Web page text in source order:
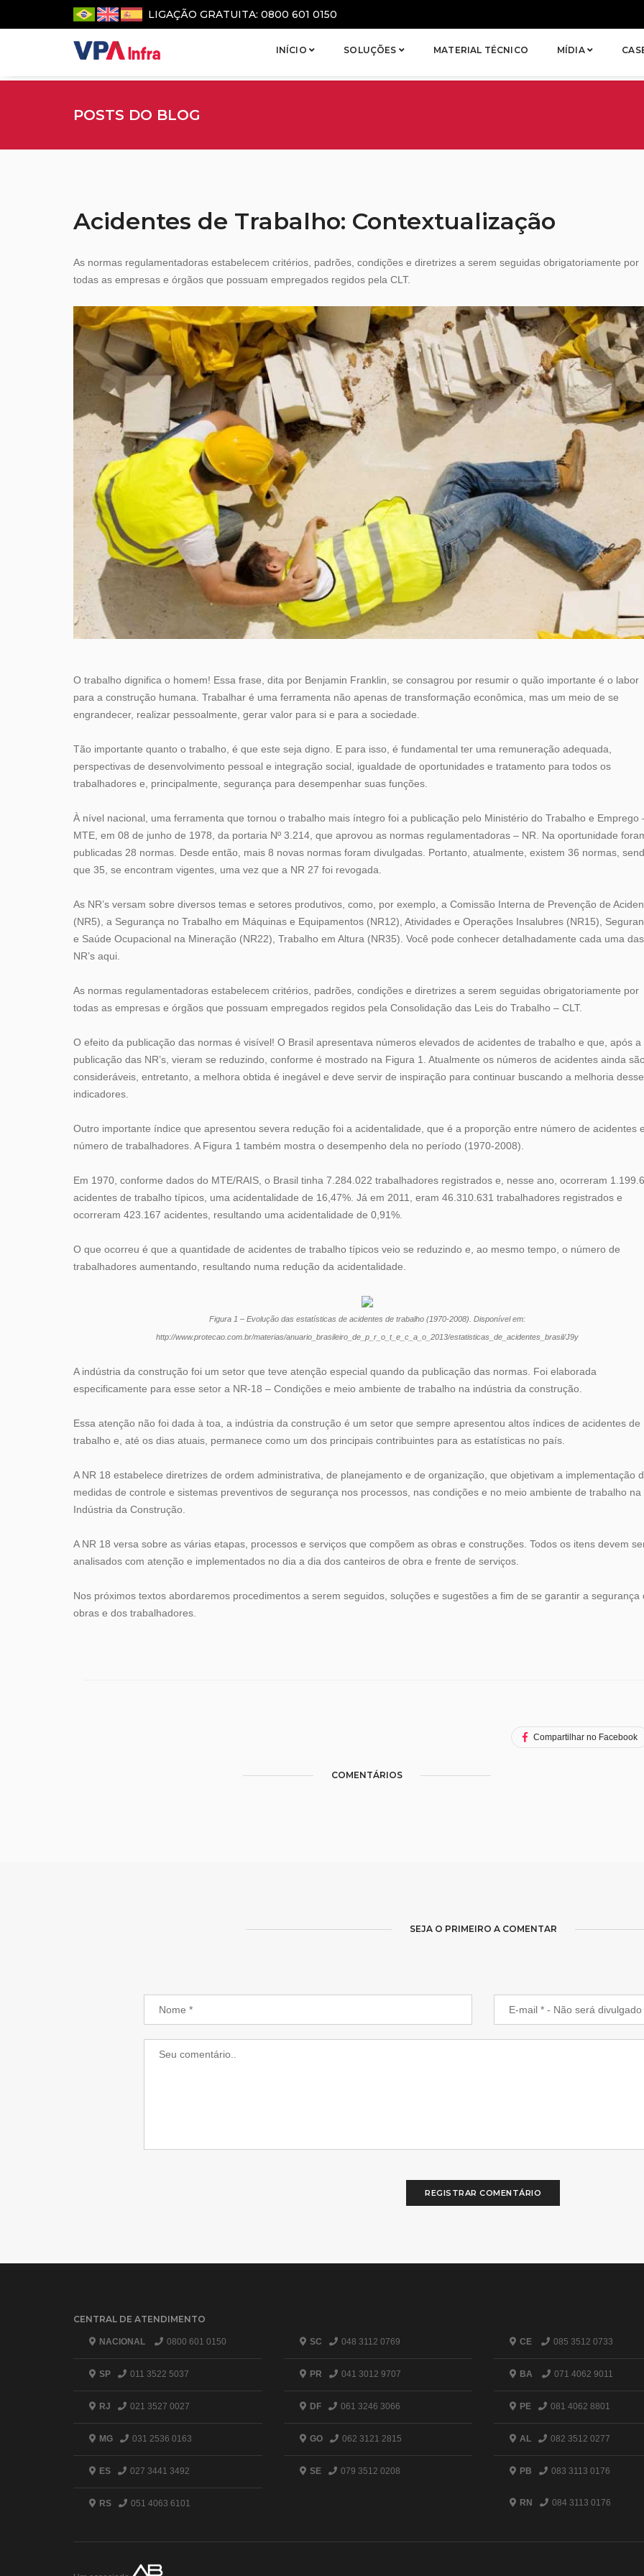
LIGAÇÃO GRATUITA: 0800 601 0150
INÍCIO SOLUÇÕES MATERIAL TÉCNICO MÍDIA
POSTS DO BLOG
Acidentes de Trabalho: Contextualização
As normas regulamentadoras estabelecem critérios, padrões, condições e diretrizes a serem seguidas obrigatoriamente por
todas as empresas e órgãos que possuam empregados regidos pela CLT.
O trabalho dignifica o homem! Essa frase, dita por Benjamin Franklin, se consagrou por resumir o quão importante é o labor
para a construção humana. Trabalhar é uma ferramenta não apenas de transformação econômica, mas um meio de se
engrandecer, realizar pessoalmente, gerar valor para si e para a sociedade.
Tão importante quanto o trabalho, é que este seja digno. E para isso, é fundamental ter uma remuneração adequada,
perspectivas de desenvolvimento pessoal e integração social, igualdade de oportunidades e tratamento para todos os
trabalhadores e, principalmente, segurança para desempenhar suas funções.
À nível nacional, uma ferramenta que tornou o trabalho mais íntegro foi a publicação pelo Ministério do Trabalho e Emprego
MTE, em 08 de junho de 1978, da portaria Nº 3.214, que aprovou as normas regulamentadoras – NR. Na oportunidade
publicadas 28 normas. Desde então, mais 8 novas normas foram divulgadas. Portanto, atualmente, existem 36 normas,
que 35, se encontram vigentes, uma vez que a NR 27 foi revogada.
As NR’s versam sobre diversos temas e setores produtivos, como, por exemplo, a Comissão Interna de Prevenção de
(NR5), a Segurança no Trabalho em Máquinas e Equipamentos (NR12), Atividades e Operações Insalubres (NR15),
e Saúde Ocupacional na Mineração (NR22), Trabalho em Altura (NR35). Você pode conhecer detalhadamente cada uma das
NR’s aqui.
As normas regulamentadoras estabelecem critérios, padrões, condições e diretrizes a serem seguidas obrigatoriamente por
todas as empresas e órgãos que possuam empregados regidos pela Consolidação das Leis do Trabalho – CLT.
O efeito da publicação das normas é visível! O Brasil apresentava números elevados de acidentes de trabalho e que, após a
publicação das NR’s, vieram se reduzindo, conforme é mostrado na Figura 1. Atualmente os números de acidentes ainda são
consideráveis, entretanto, a melhora obtida é inegável e deve servir de inspiração para continuar buscando a melhoria
indicadores.
Outro importante índice que apresentou severa redução foi a acidentalidade, que é a proporção entre número de acidentes e
número de trabalhadores. A Figura 1 também mostra o desempenho dela no período (1970-2008).
Em 1970, conforme dados do MTE/RAIS, o Brasil tinha 7.284.022 trabalhadores registrados e, nesse ano, ocorreram
acidentes de trabalho típicos, uma acidentalidade de 16,47%. Já em 2011, eram 46.310.631 trabalhadores registrados e
ocorreram 423.167 acidentes, resultando uma acidentalidade de 0,91%.
O que ocorreu é que a quantidade de acidentes de trabalho típicos veio se reduzindo e, ao mesmo tempo, o número de
trabalhadores aumentando, resultando numa redução da acidentalidade.
Figura 1 – Evolução das estatísticas de acidentes de trabalho (1970-2008). Disponível em:
http://www.protecao.com.br/materias/anuario_brasileiro_de_p_r_o_t_e_c_a_o_2013/estatisticas_de_acidentes_brasil/J9y
A indústria da construção foi um setor que teve atenção especial quando da publicação das normas. Foi elaborada
especificamente para esse setor a NR-18 – Condições e meio ambiente de trabalho na indústria da construção.
Essa atenção não foi dada à toa, a indústria da construção é um setor que sempre apresentou altos índices de acidentes de
trabalho e, até os dias atuais, permanece como um dos principais contribuintes para as estatísticas no país.
A NR 18 estabelece diretrizes de ordem administrativa, de planejamento e de organização, que objetivam a implementação
medidas de controle e sistemas preventivos de segurança nos processos, nas condições e no meio ambiente de trabalho na
Indústria da Construção.
A NR 18 versa sobre as várias etapas, processos e serviços que compõem as obras e construções. Todos os itens devem
analisados com atenção e implementados no dia a dia dos canteiros de obra e frente de serviços.
Nos próximos textos abordaremos procedimentos a serem seguidos, soluções e sugestões a fim de se garantir a segurança
obras e dos trabalhadores.
Compartilhar no Facebook
COMENTÁRIOS
SEJA O PRIMEIRO A COMENTAR
REGISTRAR COMENTÁRIO
CENTRAL DE ATENDIMENTO
NACIONAL 0800 601 0150
SP 011 3522 5037
RJ 021 3527 0027
MG 031 2536 0163
ES 027 3441 3492
RS 051 4063 6101
SC 048 3112 0769
PR 041 3012 9707
DF 061 3246 3066
GO 062 3121 2815
SE 079 3512 0208
CE 085 3512 0733
BA 071 4062 9011
PE 081 4062 8801
AL 082 3512 0277
PB 083 3113 0176
RN 084 3113 0176